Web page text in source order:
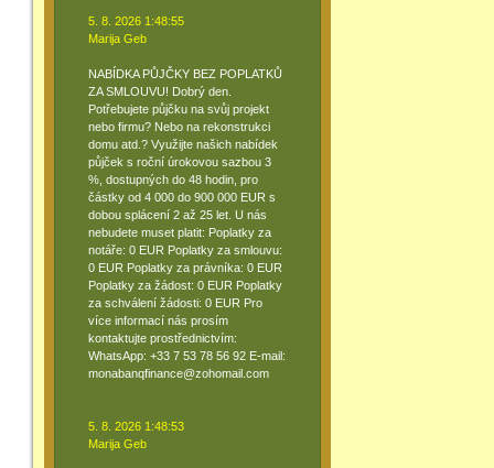
5. 8. 2026 1:48:55
Marija Geb
NABÍDKA PŮJČKY BEZ POPLATKŮ
ZA SMLOUVU! Dobrý den.
Potřebujete půjčku na svůj projekt
nebo firmu? Nebo na rekonstrukci
domu atd.? Využijte našich nabídek
půjček s roční úrokovou sazbou 3
%, dostupných do 48 hodin, pro
částky od 4 000 do 900 000 EUR s
dobou splácení 2 až 25 let. U nás
nebudete muset platit: Poplatky za
notáře: 0 EUR Poplatky za smlouvu:
0 EUR Poplatky za právníka: 0 EUR
Poplatky za žádost: 0 EUR Poplatky
za schválení žádosti: 0 EUR Pro
více informací nás prosím
kontaktujte prostřednictvím:
WhatsApp: +33 7 53 78 56 92 E-mail:
monabanqfinance@zohomail.com
5. 8. 2026 1:48:53
Marija Geb